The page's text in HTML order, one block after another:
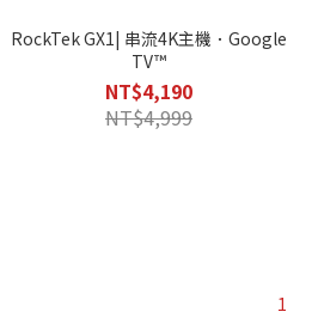
RockTek GX1| 串流4K主機．Google
TV™
NT$4,190
NT$4,999
1